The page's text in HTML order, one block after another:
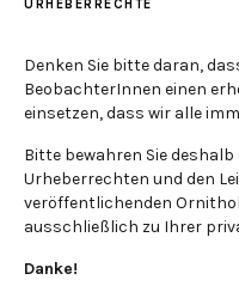
URHEBERRECHTE
Denken Sie bitte daran,
BeobachterInnen einen
einsetzen, dass wir alle
Bitte bewahren Sie
Urheberrechten und den
veröffentlichenden
ausschließlich zu Ihrer
Danke!